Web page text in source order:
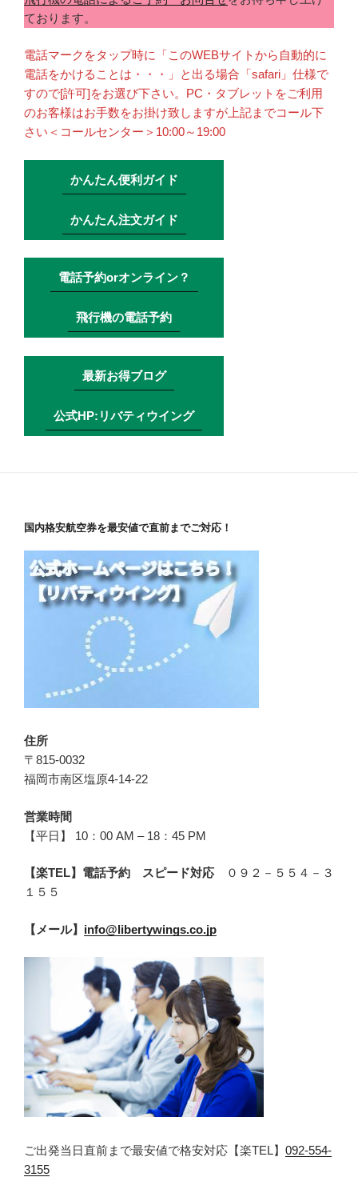
ております。
電話マークをタップ時に「このWEBサイトから自動的に
電話をかけることは・・・」と出る場合「safari」仕様で
すので[許可]をお選び下さい。PC・タブレットをご利用
のお客様はお手数をお掛け致しますが上記までコール下
さい＜コールセンター＞10:00～19:00
かんたん便利ガイド
かんたん注文ガイド
電話予約orオンライン？
飛行機の電話予約
最新お得ブログ
公式HP:リバティウイング
国内格安航空券を最安値で直前までご対応！
住所
〒815-0032
福岡市南区塩原4-14-22
営業時間
【平日】 10：00 AM – 18：45 PM
【楽TEL】電話予約 スピード対応
０９２－５５４－３
１５５
【メール】 info@libertywings.co.jp
ご出発当日直前まで最安値で格安対応【楽TEL】 092-554-
3155